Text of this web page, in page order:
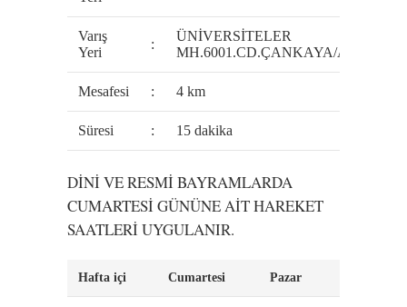
Varış
Yeri
:
ÜNİVERSİTELER
MH.6001.CD.ÇANKAYA/ANKARA
Mesafesi : 4 km
Süresi : 15 dakika
DİNİ VE RESMİ BAYRAMLARDA
CUMARTESİ GÜNÜNE AİT HAREKET
SAATLERİ UYGULANIR.
Hafta içi Cumartesi Pazar